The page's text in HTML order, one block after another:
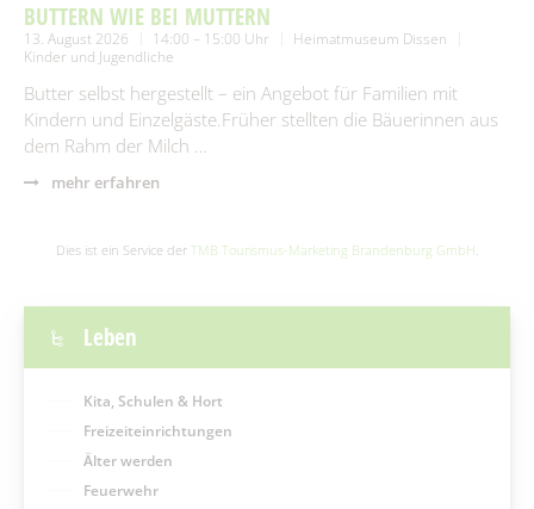
BUTTERN WIE BEI MUTTERN
13. August 2026 14:00 – 15:00 Uhr
Heimatmuseum Dissen
Kinder und Jugendliche
Butter selbst hergestellt – ein Angebot für Familien mit
Kindern und Einzelgäste.Früher stellten die Bäuerinnen aus
dem Rahm der Milch …
mehr erfahren
Dies ist ein Service der TMB Tourismus-Marketing Brandenburg GmbH.
Leben
Kita, Schulen & Hort
Freizeiteinrichtungen
Älter werden
Feuerwehr